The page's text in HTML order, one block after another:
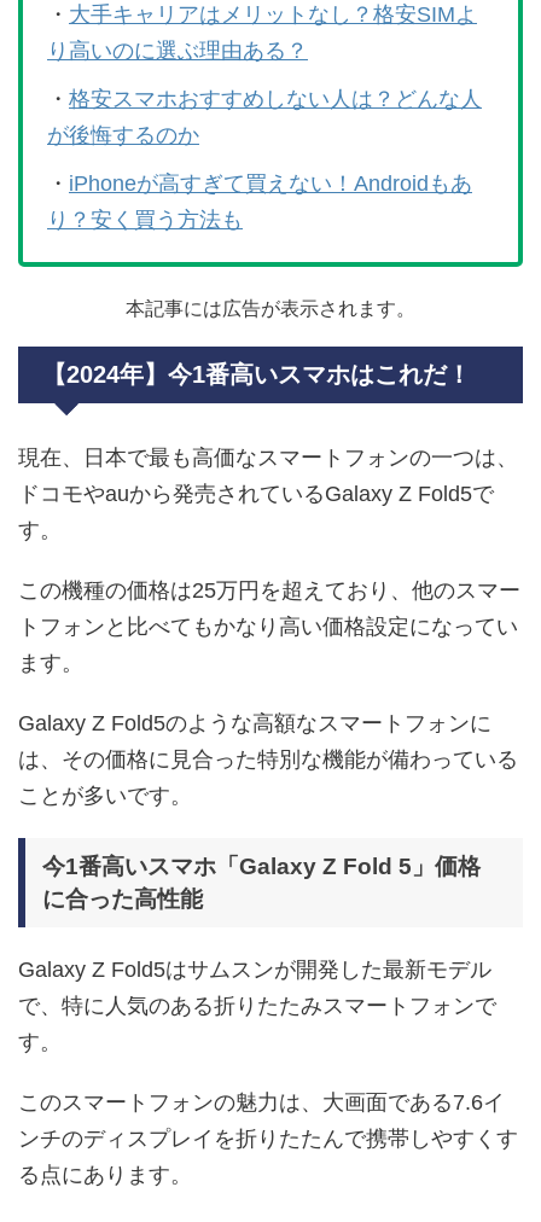
・ 大手キャリアはメリットなし？格安SIMよ
り高いのに選ぶ理由ある？
・ 格安スマホおすすめしない人は？どんな人
が後悔するのか
・ iPhoneが高すぎて買えない！Androidもあ
り？安く買う方法も
本記事には広告が表示されます。
【2024年】今1番高いスマホはこれだ！
現在、日本で最も高価なスマートフォンの一つは、
ドコモやauから発売されているGalaxy Z Fold5で
す。
この機種の価格は25万円を超えており、他のスマー
トフォンと比べてもかなり高い価格設定になってい
ます。
Galaxy Z Fold5のような高額なスマートフォンに
は、その価格に見合った特別な機能が備わっている
ことが多いです。
今1番高いスマホ「Galaxy Z Fold 5」価格
に合った高性能
Galaxy Z Fold5はサムスンが開発した最新モデル
で、特に人気のある折りたたみスマートフォンで
す。
このスマートフォンの魅力は、大画面である7.6イ
ンチのディスプレイを折りたたんで携帯しやすくす
る点にあります。